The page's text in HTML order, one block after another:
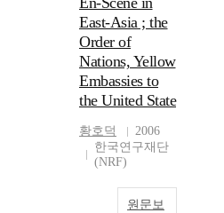
East-Asia ; the
Order of
Nations, Yellow
Embassies to
the United State
황호덕
2006
한국연구재단
(NRF)
원문보